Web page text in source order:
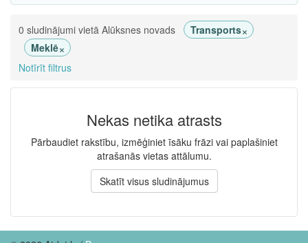
0 sludinājumi vietā Alūksnes novads Transports×
Meklē×
Notīrīt filtrus
Nekas netika atrasts
Pārbaudiet rakstību, izmēģiniet īsāku frāzi vai paplašiniet
atrašanās vietas attālumu.
Skatīt visus sludinājumus